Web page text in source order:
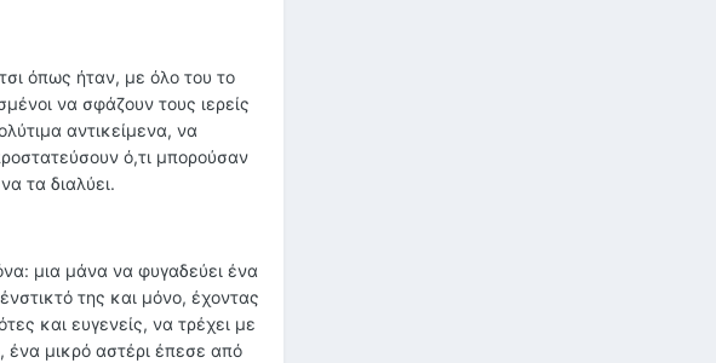
όπως ήταν, με όλο του το
να σφάζουν τους ιερείς
αντικείμενα, να
ό,τι μπορούσαν
τα διαλύει.
μια μάνα να φυγαδεύει ένα
της και μόνο, έχοντας
και ευγενείς, να τρέχει με
ένα μικρό αστέρι έπεσε από